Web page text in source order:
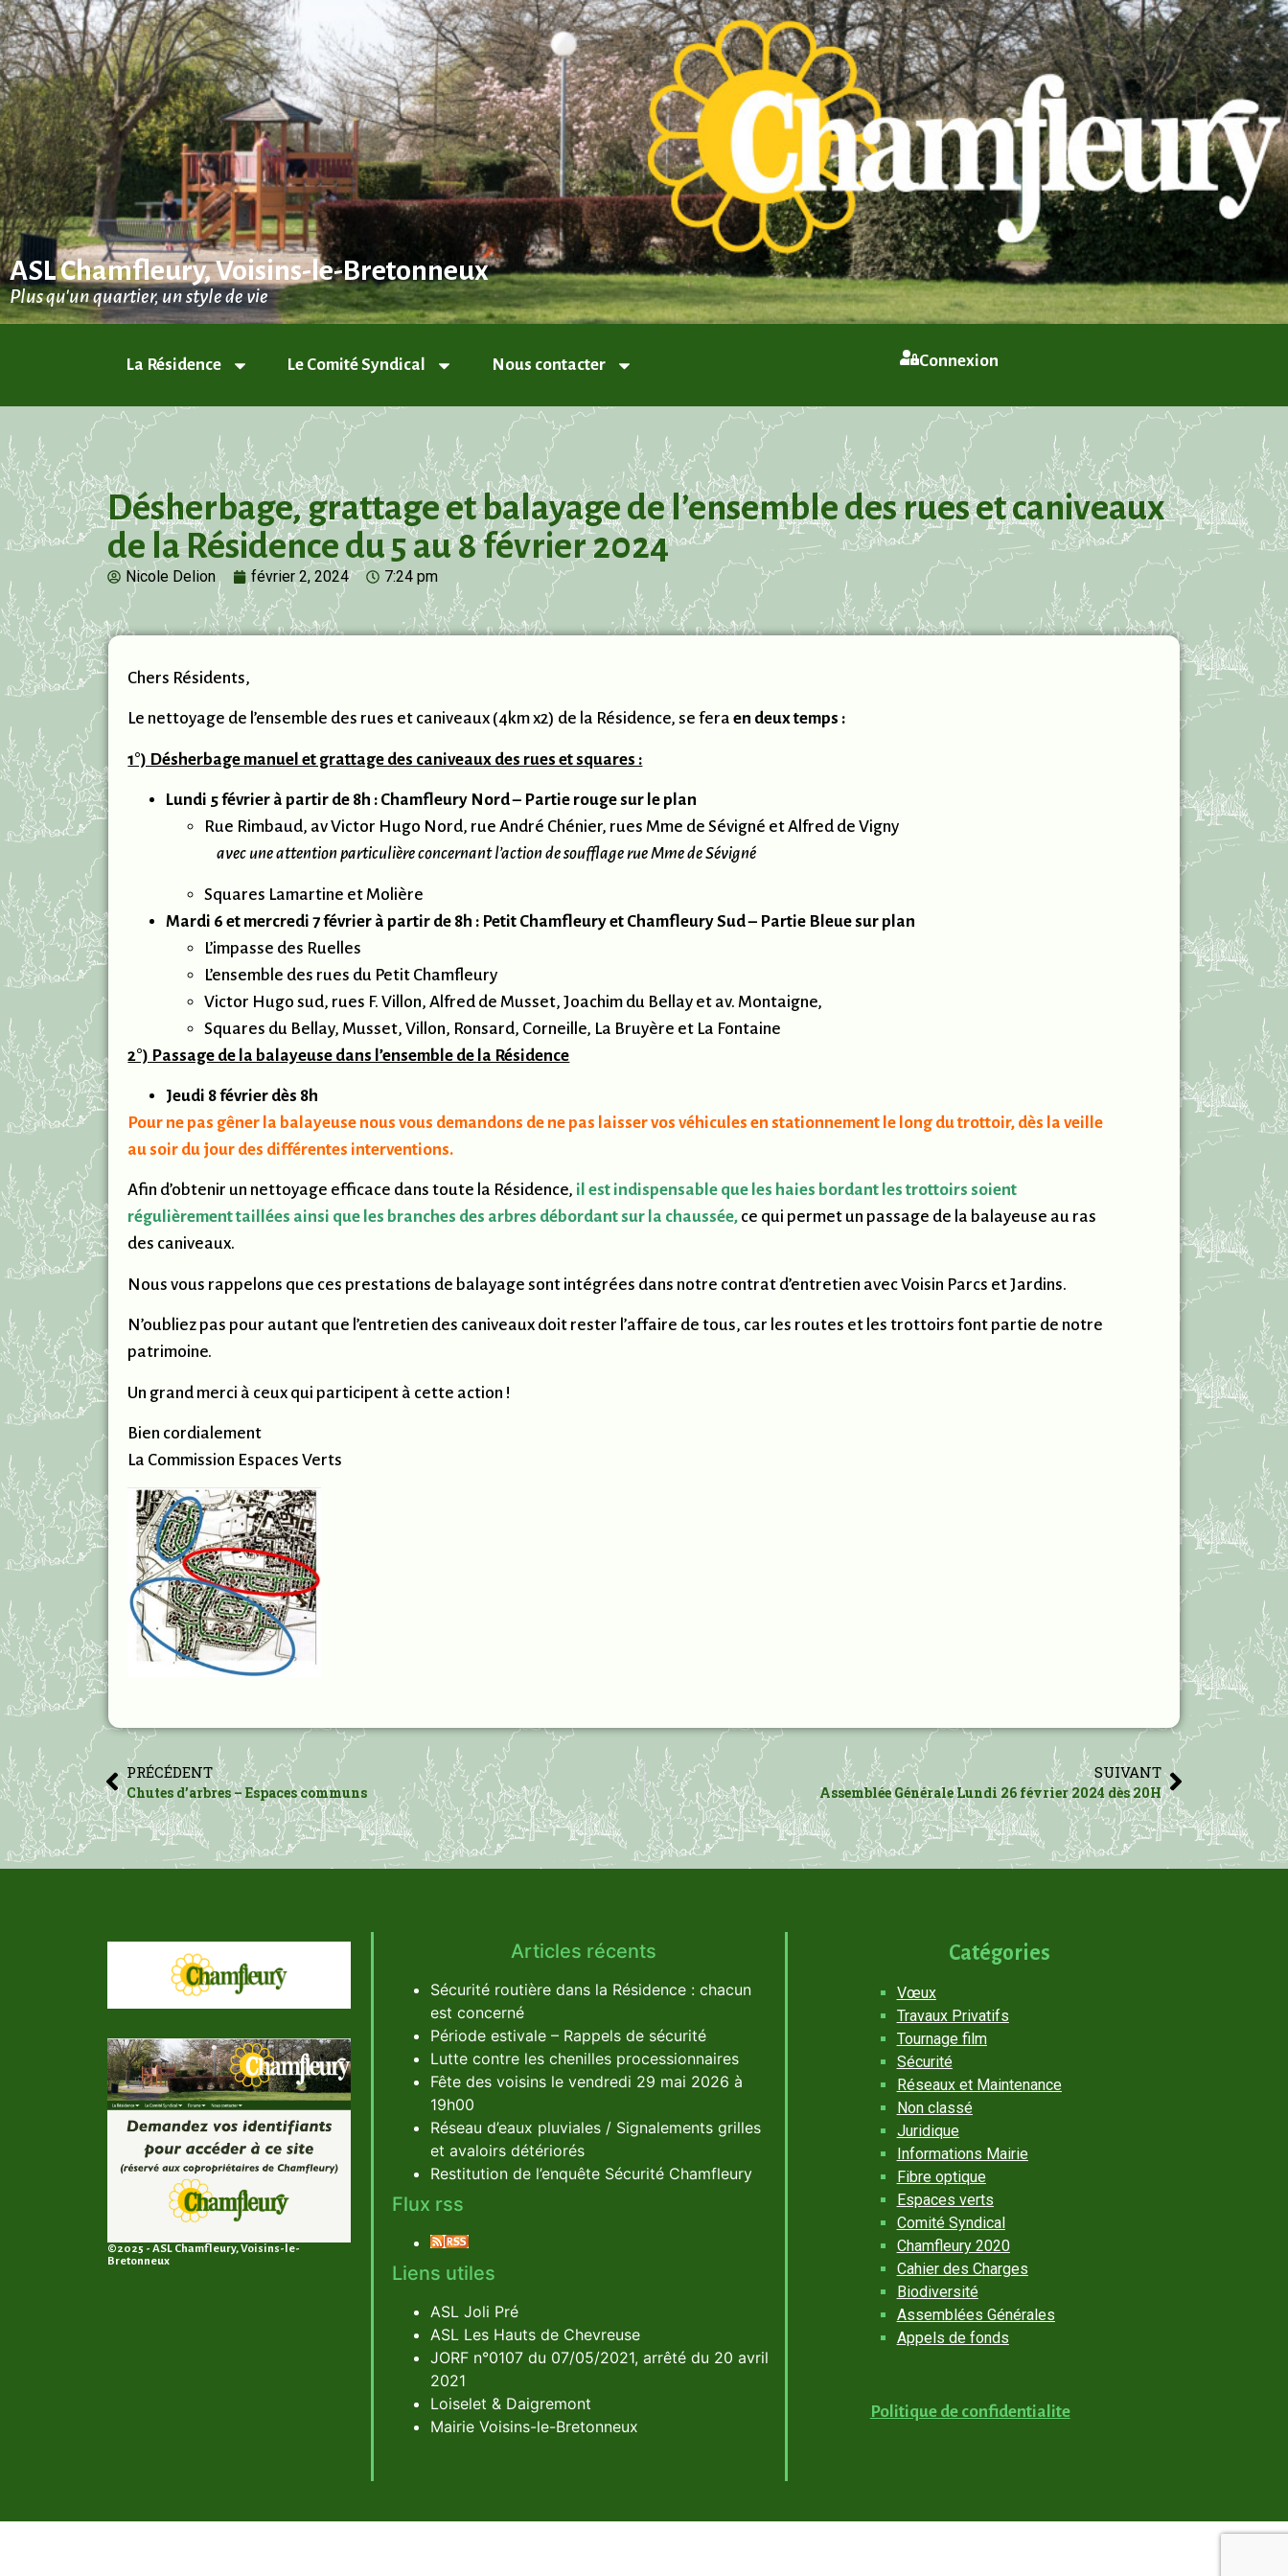
ASL Chamfleury, Voisins-le-Bretonneux
Plus qu'un quartier, un style de vie
La Résidence Le Comité Syndical Nous contacter Connexion
Désherbage, grattage et balayage de l’ensemble des rues et caniveaux
de la Résidence du 5 au 8 février 2024
Nicole Delion février 2, 2024 7:24 pm
Chers Résidents,
Le nettoyage de l’ensemble des rues et caniveaux (4km x2) de la Résidence, se feraen deux temps :
1°) Désherbage manuel et grattage des caniveaux des rues et squares :
Lundi 5 février à partir de 8h : Chamfleury Nord – Partie rouge sur le plan
Rue Rimbaud, av Victor Hugo Nord, rue André Chénier, rues Mme de Sévigné et Alfred de Vigny
avec une attention particulière concernant l’action de soufflage rue Mme de Sévigné
Squares Lamartine et Molière
Mardi 6 et mercredi 7 février à partir de 8h : Petit Chamfleury et Chamfleury Sud – Partie Bleue sur plan
L’impasse des Ruelles
L’ensemble des rues du Petit Chamfleury
Victor Hugo sud, rues F. Villon, Alfred de Musset, Joachim du Bellay et av. Montaigne,
Squares du Bellay, Musset, Villon, Ronsard, Corneille, La Bruyère et La Fontaine
2°) Passage de la balayeuse dans l’ensemble de la Résidence
Jeudi 8 février dès 8h
Pour ne pas gêner la balayeuse nous vous demandons de ne pas laisser vos véhicules en stationnement le long du trottoir, dès la veille
au soir du jour des différentes interventions.
Afin d’obtenir un nettoyage efficace dans toute la Résidence, il est indispensable que les haies bordant les trottoirs soient
régulièrement taillées ainsi que les branches des arbres débordant sur la chaussée, ce qui permet un passage de la balayeuse au ras
des caniveaux.
Nous vous rappelons que ces prestations de balayage sont intégrées dans notre contrat d’entretien avec Voisin Parcs et Jardins.
N’oubliez pas pour autant que l’entretien des caniveaux doit rester l’affaire de tous, car les routes et les trottoirs font partie de notre
patrimoine.
Un grand merci à ceux qui participent à cette action !
Bien cordialement
La Commission Espaces Verts
PRÉCÉDENT
Chutes d’arbres – Espaces communs
SUIVANT
Assemblée Générale Lundi 26 février 2024 dès 20H
©2025 - ASL Chamfleury, Voisins-le-
Bretonneux
Articles récents
Sécurité routière dans la Résidence : chacun
est concerné
Période estivale – Rappels de sécurité
Lutte contre les chenilles processionnaires
Fête des voisins le vendredi 29 mai 2026 à
19h00
Réseau d’eaux pluviales / Signalements grilles
et avaloirs détériorés
Restitution de l’enquête Sécurité Chamfleury
Flux rss
Liens utiles
ASL Joli Pré
ASL Les Hauts de Chevreuse
JORF n°0107 du 07/05/2021, arrêté du 20 avril
2021
Loiselet & Daigremont
Mairie Voisins-le-Bretonneux
Catégories
Vœux
Travaux Privatifs
Tournage film
Sécurité
Réseaux et Maintenance
Non classé
Juridique
Informations Mairie
Fibre optique
Espaces verts
Comité Syndical
Chamfleury 2020
Cahier des Charges
Biodiversité
Assemblées Générales
Appels de fonds
Politique de confidentialite